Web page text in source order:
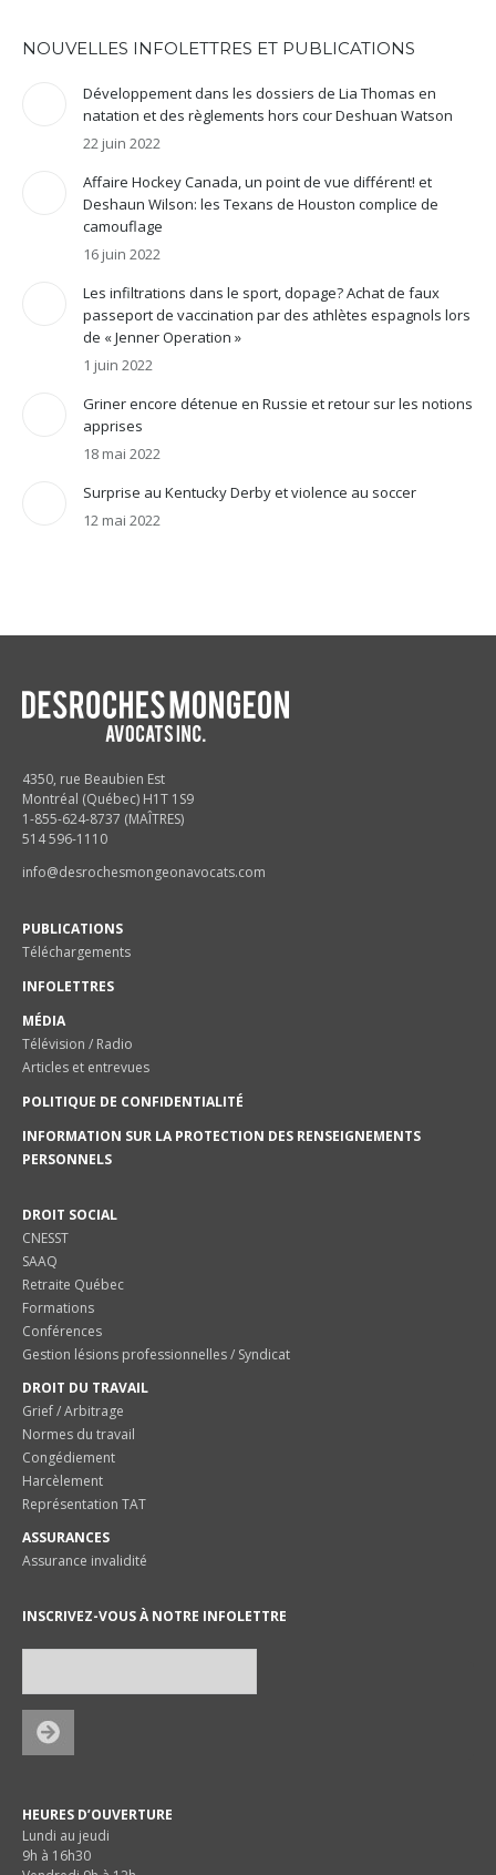
NOUVELLES INFOLETTRES ET PUBLICATIONS
Développement dans les dossiers de Lia Thomas en
natation et des règlements hors cour Deshuan Watson
22 juin 2022
Affaire Hockey Canada, un point de vue différent! et
Deshaun Wilson: les Texans de Houston complice de
camouflage
16 juin 2022
Les infiltrations dans le sport, dopage? Achat de faux
passeport de vaccination par des athlètes espagnols lors
de « Jenner Operation »
1 juin 2022
Griner encore détenue en Russie et retour sur les notions
apprises
18 mai 2022
Surprise au Kentucky Derby et violence au soccer
12 mai 2022
4350, rue Beaubien Est
Montréal (Québec) H1T 1S9
1-855-624-8737 (MAÎTRES)
514 596-1110
info@desrochesmongeonavocats.com
PUBLICATIONS
Téléchargements
INFOLETTRES
MÉDIA
Télévision / Radio
Articles et entrevues
POLITIQUE DE CONFIDENTIALITÉ
INFORMATION SUR LA PROTECTION DES RENSEIGNEMENTS
PERSONNELS
DROIT SOCIAL
CNESST
SAAQ
Retraite Québec
Formations
Conférences
Gestion lésions professionnelles / Syndicat
DROIT DU TRAVAIL
Grief / Arbitrage
Normes du travail
Congédiement
Harcèlement
Représentation TAT
ASSURANCES
Assurance invalidité
INSCRIVEZ-VOUS À NOTRE INFOLETTRE
HEURES D’OUVERTURE
Lundi au jeudi
9h à 16h30